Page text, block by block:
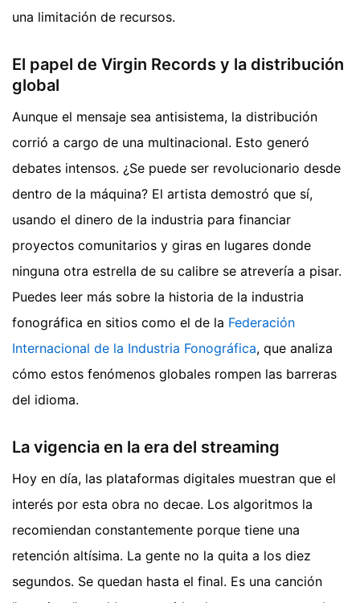
una limitación de recursos.
El papel de Virgin Records y la distribución
global
Aunque el mensaje sea antisistema, la distribución
corrió a cargo de una multinacional. Esto generó
debates intensos. ¿Se puede ser revolucionario desde
dentro de la máquina? El artista demostró que sí,
usando el dinero de la industria para financiar
proyectos comunitarios y giras en lugares donde
ninguna otra estrella de su calibre se atrevería a pisar.
Puedes leer más sobre la historia de la industria
fonográfica en sitios como el de la Federación
Internacional de la Industria Fonográfica, que analiza
cómo estos fenómenos globales rompen las barreras
del idioma.
La vigencia en la era del streaming
Hoy en día, las plataformas digitales muestran que el
interés por esta obra no decae. Los algoritmos la
recomiendan constantemente porque tiene una
retención altísima. La gente no la quita a los diez
segundos. Se quedan hasta el final. Es una canción